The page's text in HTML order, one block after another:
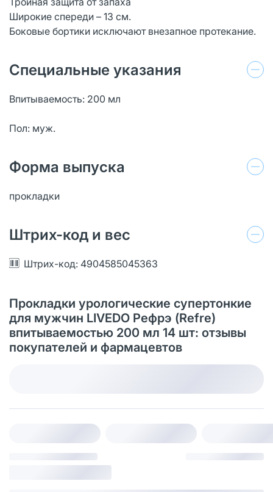
Широкие спереди – 13 см.
Боковые бортики исключают внезапное протекание.
Специальные указания
Впитываемость: 200 мл
Пол: муж.
Форма выпуска
прокладки
Штрих-код и вес
Штрих-код: 4904585045363
Прокладки урологические супертонкие
для мужчин LIVEDO Рефрэ (Refre)
впитываемостью 200 мл 14 шт: отзывы
покупателей и фармацевтов